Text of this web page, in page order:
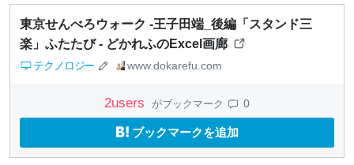
e
東京せんべろウォーク -王子田端_後編「スタンド三
楽」ふたたび - どかれふのExcel画廊
テクノロジー www.dokarefu.com
2users がブックマーク 0
ブックマークを追加